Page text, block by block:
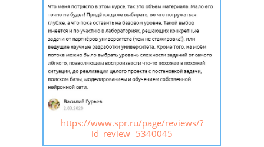
https://www.spr.ru/page/reviews/?
id_review=5340045